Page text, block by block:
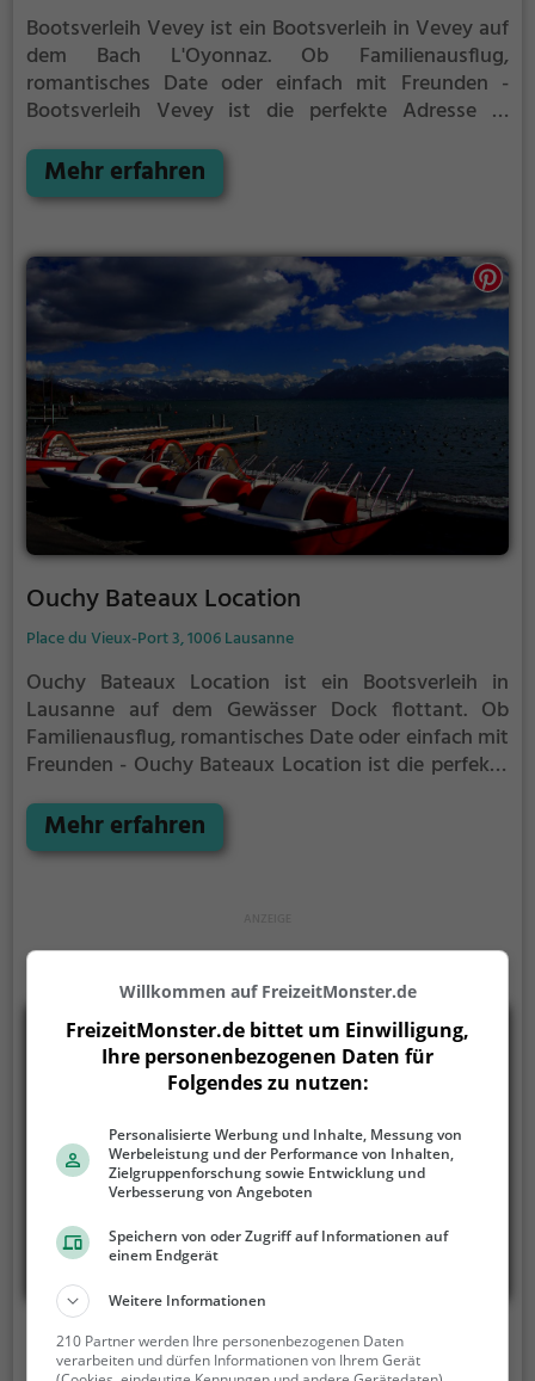
Bootsverleih Vevey ist ein Bootsverleih in Vevey auf
dem Bach L'Oyonnaz. Ob Familienausflug,
romantisches Date oder einfach mit Freunden -
Bootsverleih Vevey ist die perfekte Adresse in
Sportbegeisterte und echte Wasserratten auf ihre
Kosten.
Mehr erfahren
Ouchy Bateaux Location
Place du Vieux-Port 3, 1006 Lausanne
Ouchy Bateaux Location ist ein Bootsverleih in
Lausanne auf dem Gewässer Dock flottant. Ob
Familienausflug, romantisches Date oder einfach mit
Freunden - Ouchy Bateaux Location ist die perfekte
Naturfreunde als auch Sportbegeisterte und echte
Wasserratten auf ihre Kosten.
Mehr erfahren
Bootsvermietung
Willkommen auf FreizeitMonster.de
FreizeitMonster.de bittet um Einwilligung,
Ihre personenbezogenen Daten für
Folgendes zu nutzen:
Personalisierte Werbung und Inhalte, Messung von
Werbeleistung und der Performance von Inhalten,
Zielgruppenforschung sowie Entwicklung und
Verbesserung von Angeboten
Speichern von oder Zugriff auf Informationen auf
einem Endgerät
Weitere Informationen
210 Partner werden Ihre personenbezogenen Daten
verarbeiten und dürfen Informationen von Ihrem Gerät